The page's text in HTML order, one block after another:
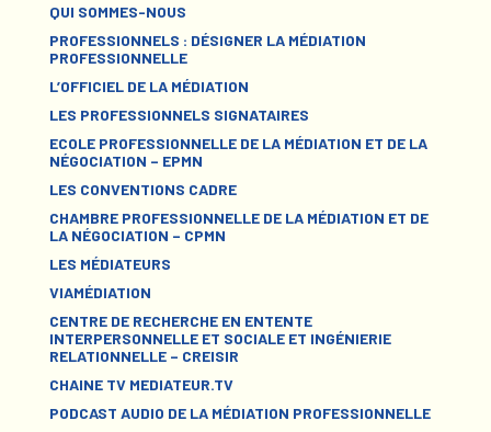
QUI SOMMES-NOUS
PROFESSIONNELS : DÉSIGNER LA MÉDIATION
PROFESSIONNELLE
L’OFFICIEL DE LA MÉDIATION
LES PROFESSIONNELS SIGNATAIRES
ECOLE PROFESSIONNELLE DE LA MÉDIATION ET DE LA
NÉGOCIATION – EPMN
LES CONVENTIONS CADRE
CHAMBRE PROFESSIONNELLE DE LA MÉDIATION ET DE
LA NÉGOCIATION – CPMN
LES MÉDIATEURS
VIAMÉDIATION
CENTRE DE RECHERCHE EN ENTENTE
INTERPERSONNELLE ET SOCIALE ET INGÉNIERIE
RELATIONNELLE – CREISIR
CHAINE TV MEDIATEUR.TV
PODCAST AUDIO DE LA MÉDIATION PROFESSIONNELLE